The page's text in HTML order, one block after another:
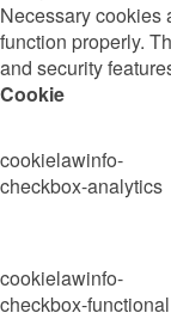
Necessary cookies
function properly.
and security
Cookie
cookielawinfo-
checkbox-analytics
cookielawinfo-
checkbox-functional